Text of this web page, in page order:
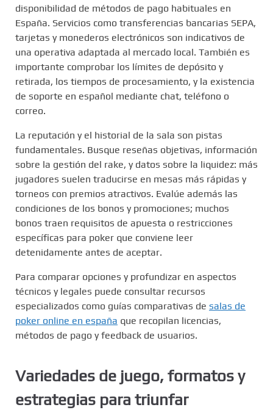
disponibilidad de métodos de pago habituales en
España. Servicios como transferencias bancarias SEPA,
tarjetas y monederos electrónicos son indicativos de
una operativa adaptada al mercado local. También es
importante comprobar los límites de depósito y
retirada, los tiempos de procesamiento, y la existencia
de soporte en español mediante chat, teléfono o
correo.
La reputación y el historial de la sala son pistas
fundamentales. Busque reseñas objetivas, información
sobre la gestión del rake, y datos sobre la liquidez: más
jugadores suelen traducirse en mesas más rápidas y
torneos con premios atractivos. Evalúe además las
condiciones de los bonos y promociones; muchos
bonos traen requisitos de apuesta o restricciones
específicas para poker que conviene leer
detenidamente antes de aceptar.
Para comparar opciones y profundizar en aspectos
técnicos y legales puede consultar recursos
especializados como guías comparativas de salas de
poker online en españa que recopilan licencias,
métodos de pago y feedback de usuarios.
Variedades de juego, formatos y
estrategias para triunfar